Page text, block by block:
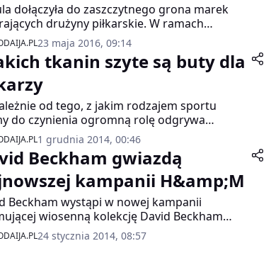
dołączyła do zaszczytnego grona marek
drużyny piłkarskie. W ramach
z PZPN uszyte zostały garnitury na
w których polska reprezentacja pojedzie na
Europy do Francji. Od 20 maja
garnitury są do kupienia w salonach
w całej Polsce.
23 maja 2016, 09:14
tkanin szyte są buty dla
od tego, z jakim rodzajem sportu
do czynienia ogromną rolę odgrywa
Musi ono zapewnić bezpieczeństwo
a jednocześnie skutecznie odprowadzać
Dzięki temu zmniejsza się ryzyko rozwoju
bakterii oraz powstawania bolesnych
i pęcherzy. Nie inaczej jest w przypadku
przeznaczonych dla piłkarzy.
1 grudnia 2014, 00:46
Beckham gwiazdą
kampanii H&amp;M
Beckham wystąpi w nowej kampanii
wiosenną kolekcję David Beckham
at H&M. Film reklamowy
przez Nicolasa Windinga Refna,
24 stycznia 2014, 08:57